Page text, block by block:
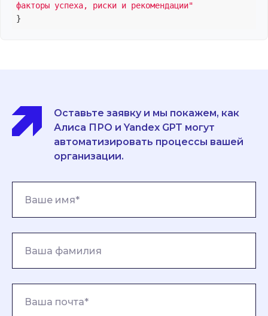
факторы успеха, риски и рекомендации"
Оставьте заявку и мы покажем, как
Алиса ПРО и Yandex GPT могут
автоматизировать процессы вашей
организации.